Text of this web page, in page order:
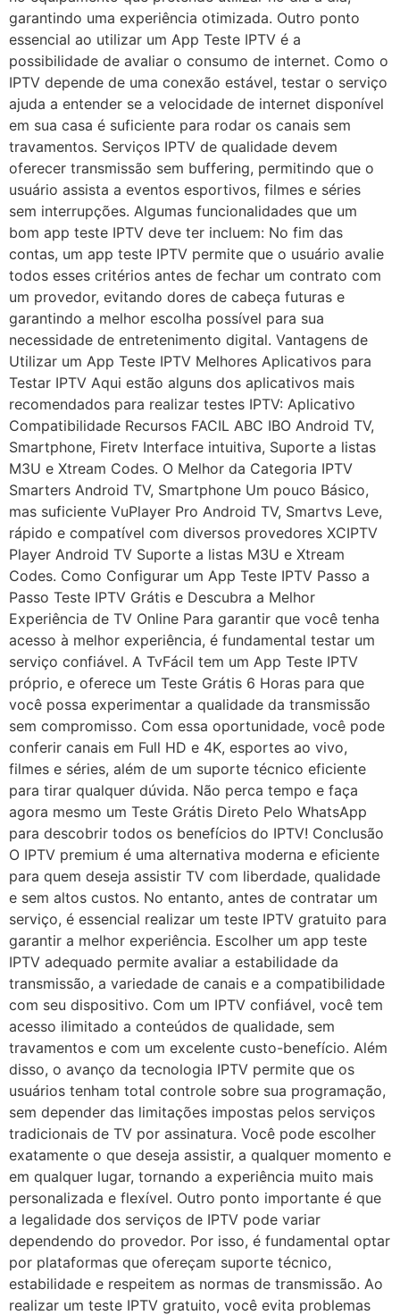
garantindo uma experiência otimizada. Outro ponto
essencial ao utilizar um App Teste IPTV é a
possibilidade de avaliar o consumo de internet. Como o
IPTV depende de uma conexão estável, testar o serviço
ajuda a entender se a velocidade de internet disponível
em sua casa é suficiente para rodar os canais sem
travamentos. Serviços IPTV de qualidade devem
oferecer transmissão sem buffering, permitindo que o
usuário assista a eventos esportivos, filmes e séries
sem interrupções. Algumas funcionalidades que um
bom app teste IPTV deve ter incluem: No fim das
contas, um app teste IPTV permite que o usuário avalie
todos esses critérios antes de fechar um contrato com
um provedor, evitando dores de cabeça futuras e
garantindo a melhor escolha possível para sua
necessidade de entretenimento digital. Vantagens de
Utilizar um App Teste IPTV Melhores Aplicativos para
Testar IPTV Aqui estão alguns dos aplicativos mais
recomendados para realizar testes IPTV: Aplicativo
Compatibilidade Recursos FACIL ABC IBO Android TV,
Smartphone, Firetv Interface intuitiva, Suporte a listas
M3U e Xtream Codes. O Melhor da Categoria IPTV
Smarters Android TV, Smartphone Um pouco Básico,
mas suficiente VuPlayer Pro Android TV, Smartvs Leve,
rápido e compatível com diversos provedores XCIPTV
Player Android TV Suporte a listas M3U e Xtream
Codes. Como Configurar um App Teste IPTV Passo a
Passo Teste IPTV Grátis e Descubra a Melhor
Experiência de TV Online Para garantir que você tenha
acesso à melhor experiência, é fundamental testar um
serviço confiável. A TvFácil tem um App Teste IPTV
próprio, e oferece um Teste Grátis 6 Horas para que
você possa experimentar a qualidade da transmissão
sem compromisso. Com essa oportunidade, você pode
conferir canais em Full HD e 4K, esportes ao vivo,
filmes e séries, além de um suporte técnico eficiente
para tirar qualquer dúvida. Não perca tempo e faça
agora mesmo um Teste Grátis Direto Pelo WhatsApp
para descobrir todos os benefícios do IPTV! Conclusão
O IPTV premium é uma alternativa moderna e eficiente
para quem deseja assistir TV com liberdade, qualidade
e sem altos custos. No entanto, antes de contratar um
serviço, é essencial realizar um teste IPTV gratuito para
garantir a melhor experiência. Escolher um app teste
IPTV adequado permite avaliar a estabilidade da
transmissão, a variedade de canais e a compatibilidade
com seu dispositivo. Com um IPTV confiável, você tem
acesso ilimitado a conteúdos de qualidade, sem
travamentos e com um excelente custo-benefício. Além
disso, o avanço da tecnologia IPTV permite que os
usuários tenham total controle sobre sua programação,
sem depender das limitações impostas pelos serviços
tradicionais de TV por assinatura. Você pode escolher
exatamente o que deseja assistir, a qualquer momento e
em qualquer lugar, tornando a experiência muito mais
personalizada e flexível. Outro ponto importante é que
a legalidade dos serviços de IPTV pode variar
dependendo do provedor. Por isso, é fundamental optar
por plataformas que ofereçam suporte técnico,
estabilidade e respeitem as normas de transmissão. Ao
realizar um teste IPTV gratuito, você evita problemas